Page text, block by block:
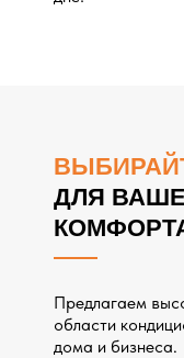
ДЛЯ
Предлагаем
области
дома и бизнеса.